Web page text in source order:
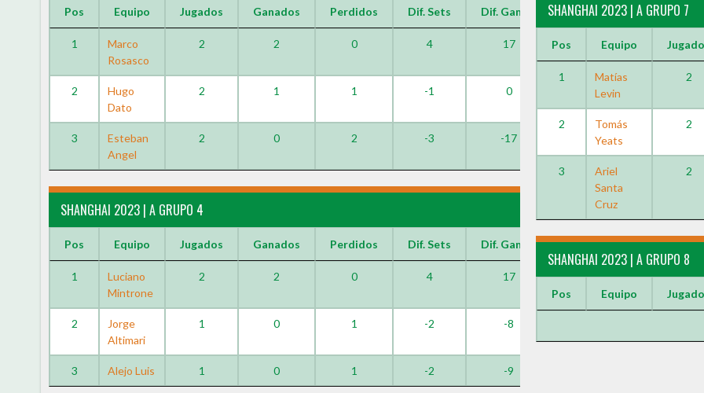
Pos Equipo Jugados Ganados Perdidos Dif. Sets Dif. Games
1
Marco
Rosasco
2 2 0 4 17
2
Hugo
Dato
2 1 1 -1 0
3
Esteban
Angel
2 0 2 -3 -17
SHANGHAI 2023 | A GRUPO 4
Pos Equipo Jugados Ganados Perdidos Dif. Sets Dif. Games
1
Luciano
Mintrone
2 2 0 4 17
2
Jorge
Altimari
1 0 1 -2 -8
3 Alejo Luis 1 0 1 -2 -9
SHANGHAI 2023 | A GRUPO 7
Pos Equipo
1
Matías
Levin
2
2
Tomás
Yeats
2
3
Ariel
Santa
Cruz
2
SHANGHAI 2023 | A GRUPO 8
Pos Equipo